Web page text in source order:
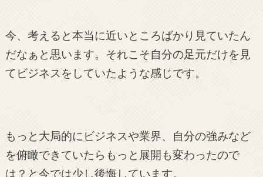
今、考えると本当に近いところばかり見ていたん
だなぁと思います。それこそ自分の足元だけを見
てビジネスをしていたような感じです。
もっと大局的にビジネスや業界、自分の強みなど
を俯瞰できていたらもっと展開も変わったので
は？と今では少し後悔しています。